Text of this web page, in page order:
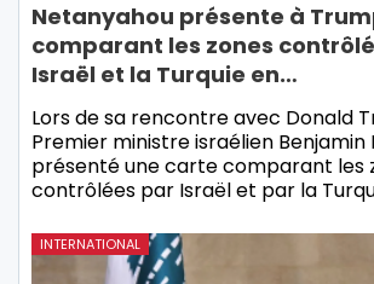
Netanyahou présente à
comparant les zones
Israël et la Turquie en…
Lors de sa rencontre avec Donald
Premier ministre israélien Benjamin
présenté une carte comparant les
contrôlées par Israël et par la
INTERNATIONAL